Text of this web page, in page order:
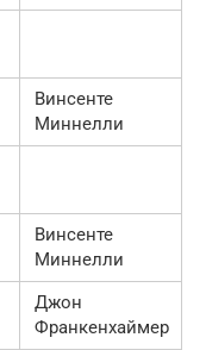
Винсенте
Миннелли
Винсенте
Миннелли
Джон
Франкенхаймер